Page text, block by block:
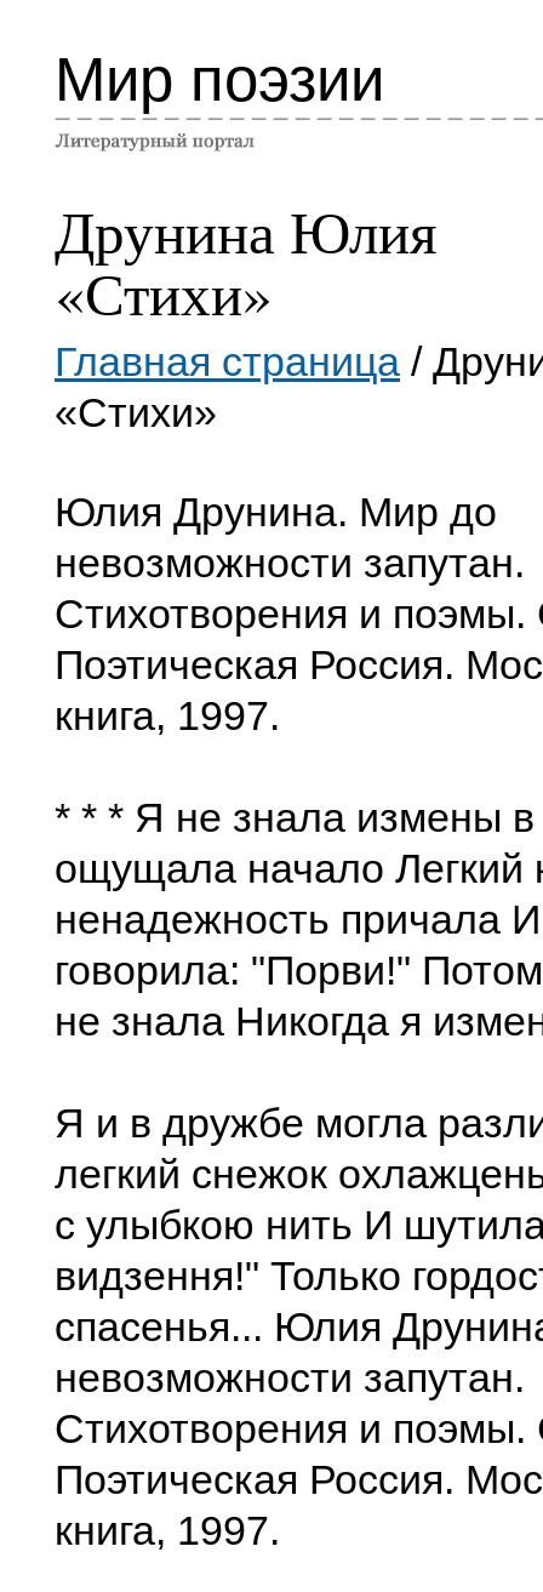
Мир поэзии
Друнина Юлия
«Стихи»
Главная страница /
«Стихи»
Юлия Друнина. Мир до
невозможности запутан.
Стихотворения и поэмы.
Поэтическая Россия.
книга, 1997.
* * * Я не знала измены
ощущала начало Легкий
ненадежность причала
говорила: "Порви!"
не знала Никогда я
Я и в дружбе могла
легкий снежок
с улыбкою нить И
видзення!" Только
спасенья... Юлия
невозможности запутан.
Стихотворения и поэмы.
Поэтическая Россия.
книга, 1997.